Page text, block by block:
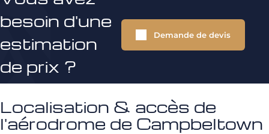
besoin d'une
estimation
de prix ?
Demande de devis
Localisation & accès de
l'aérodrome de Campbeltown